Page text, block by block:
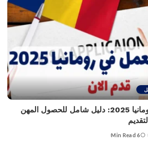
تأشيرة العمل في رومانيا 2025: دليل شامل للحصول المهن
6 Min Read